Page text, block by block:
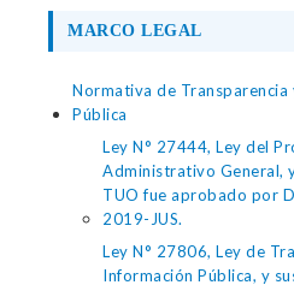
MARCO LEGAL
Normativa de Transparencia
Pública
Ley N° 27444, Ley del
Administrativo General,
TUO fue aprobado por
2019-JUS.
Ley N° 27806, Ley de
Información Pública, y